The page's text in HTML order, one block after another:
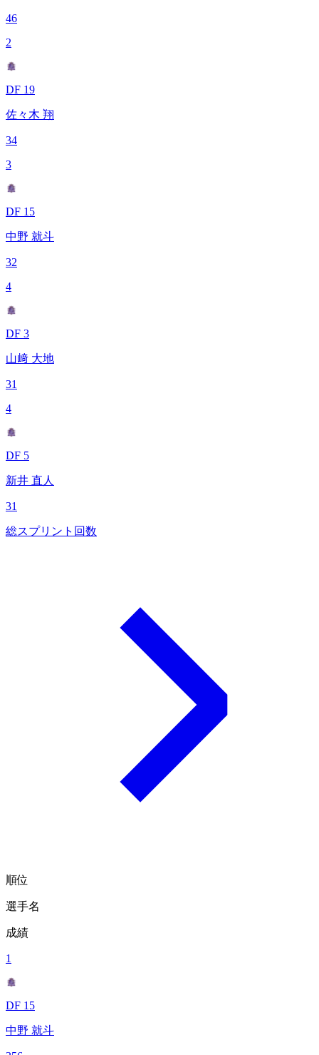
46
2
DF 19
佐々木 翔
34
3
DF 15
中野 就斗
32
4
DF 3
山﨑 大地
31
4
DF 5
新井 直人
31
総スプリント回数
順位
選手名
成績
1
DF 15
中野 就斗